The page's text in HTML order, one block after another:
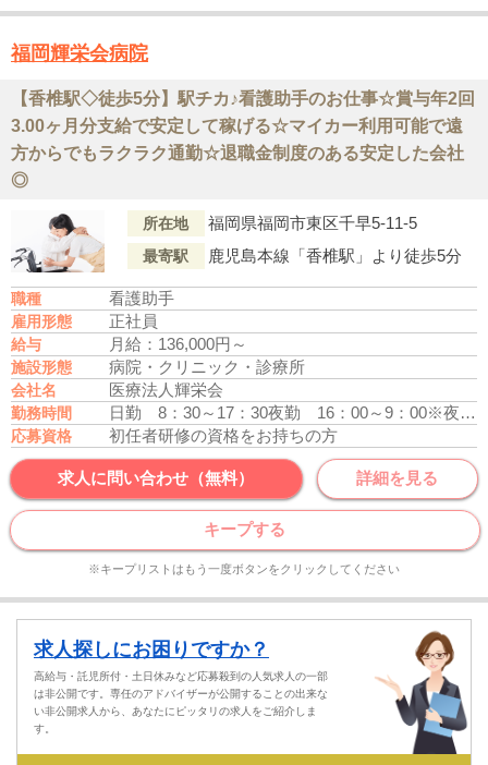
福岡輝栄会病院
【香椎駅◇徒歩5分】駅チカ♪看護助手のお仕事☆賞与年2回
3.00ヶ月分支給で安定して稼げる☆マイカー利用可能で遠
方からでもラクラク通勤☆退職金制度のある安定した会社
◎
所在地 福岡県福岡市東区千早5-11-5
最寄駅 鹿児島本線「香椎駅」より徒歩5分
職種 看護助手
雇用形態 正社員
給与 月給：136,000円～
施設形態 病院・クリニック・診療所
会社名 医療法人輝栄会
勤務時間 日勤 8：30～17：30夜勤 16：00～9：00※夜勤専従も可
応募資格 初任者研修の資格をお持ちの方
求人に問い合わせ（無料） 詳細を見る
キープする
※キープリストはもう一度ボタンをクリックしてください
求人探しにお困りですか？
高給与・託児所付・土日休みなど応募殺到の人気求人の一部
は非公開です。専任のアドバイザーが公開することの出来な
い非公開求人から、あなたにピッタリの求人をご紹介しま
す。